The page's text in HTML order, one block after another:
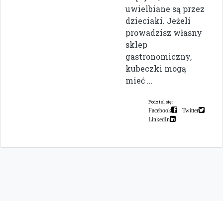
uwielbiane są przez
dzieciaki. Jeżeli
prowadzisz własny
sklep
gastronomiczny,
kubeczki mogą
mieć ...
Podziel się:
Facebook
Twitter
LinkedIn